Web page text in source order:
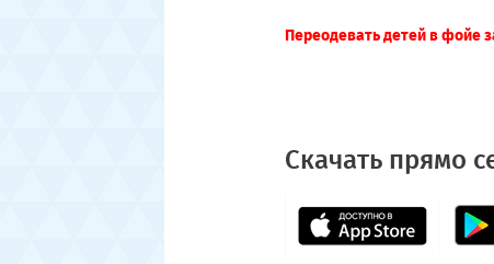
Переодевать детей в фойе
Скачать прямо